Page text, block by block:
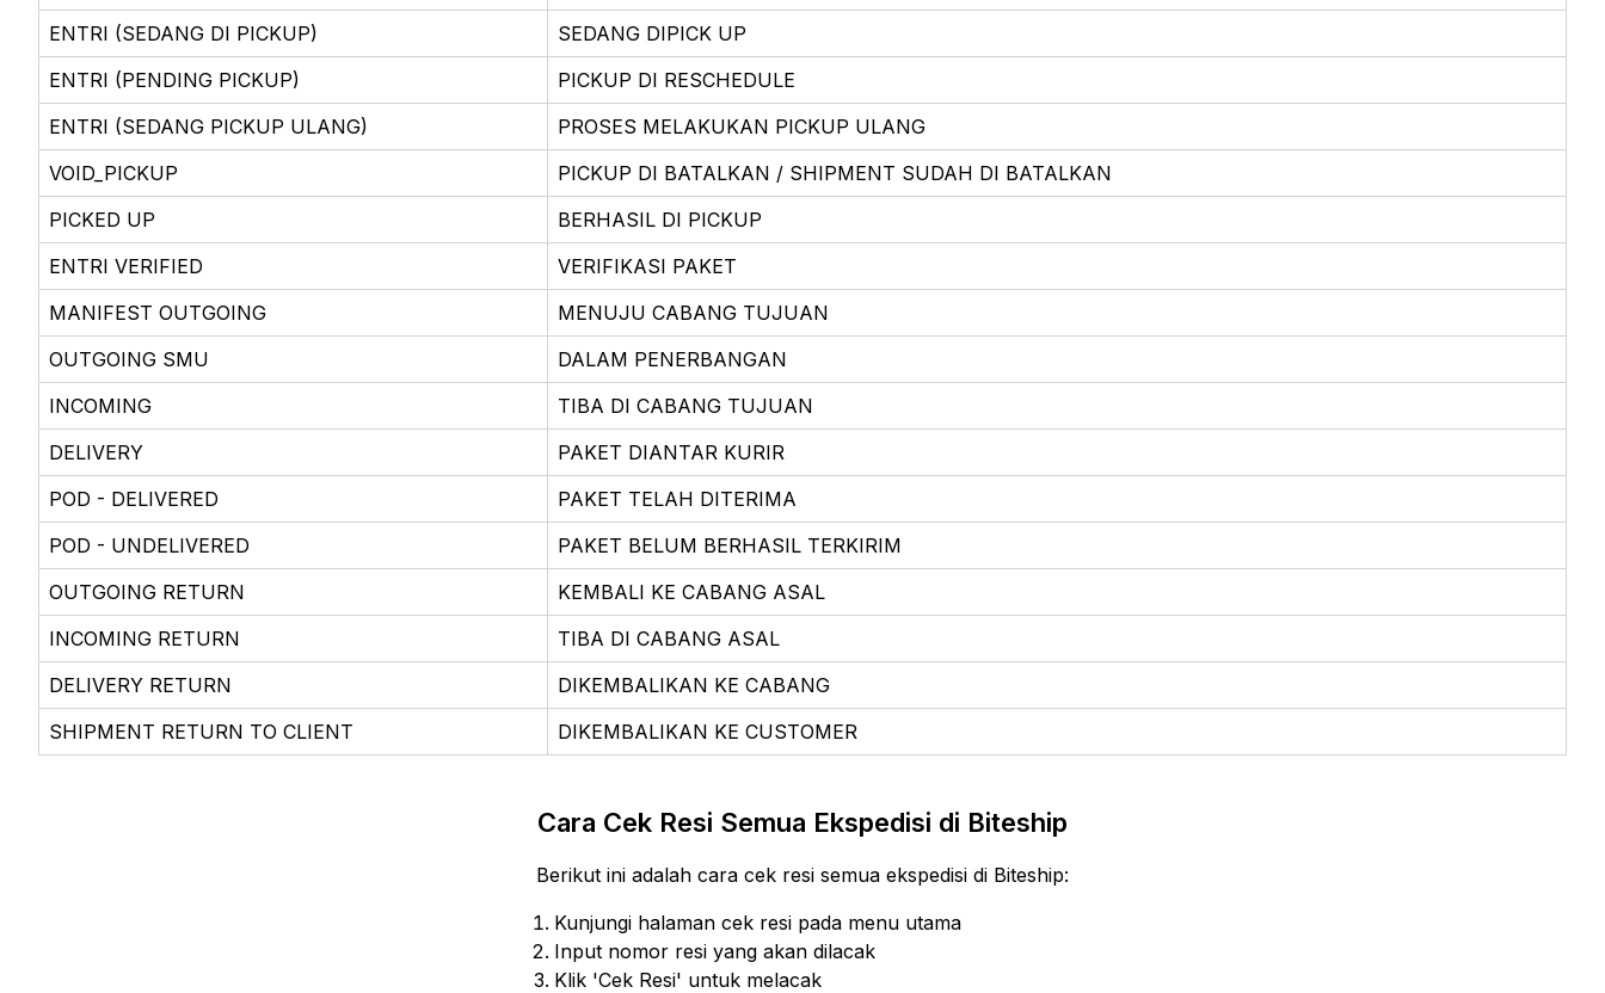
ENTRI (SEDANG DI PICKUP)
SEDANG DIPICK UP
ENTRI (PENDING PICKUP)
PICKUP DI RESCHEDULE
ENTRI (SEDANG PICKUP ULANG)
PROSES MELAKUKAN PICKUP ULANG
VOID_PICKUP
PICKUP DI BATALKAN / SHIPMENT SUDAH DI BATALKAN
PICKED UP
BERHASIL DI PICKUP
ENTRI VERIFIED
VERIFIKASI PAKET
MANIFEST OUTGOING
MENUJU CABANG TUJUAN
OUTGOING SMU
DALAM PENERBANGAN
INCOMING
TIBA DI CABANG TUJUAN
DELIVERY
PAKET DIANTAR KURIR
POD - DELIVERED
PAKET TELAH DITERIMA
POD - UNDELIVERED
PAKET BELUM BERHASIL TERKIRIM
OUTGOING RETURN
KEMBALI KE CABANG ASAL
INCOMING RETURN
TIBA DI CABANG ASAL
DELIVERY RETURN
DIKEMBALIKAN KE CABANG
SHIPMENT RETURN TO CLIENT
DIKEMBALIKAN KE CUSTOMER
Cara Cek Resi Semua Ekspedisi di Biteship
Berikut ini adalah cara cek resi semua ekspedisi di Biteship:
Kunjungi halaman cek resi pada menu utama
Input nomor resi yang akan dilacak
Klik 'Cek Resi' untuk melacak